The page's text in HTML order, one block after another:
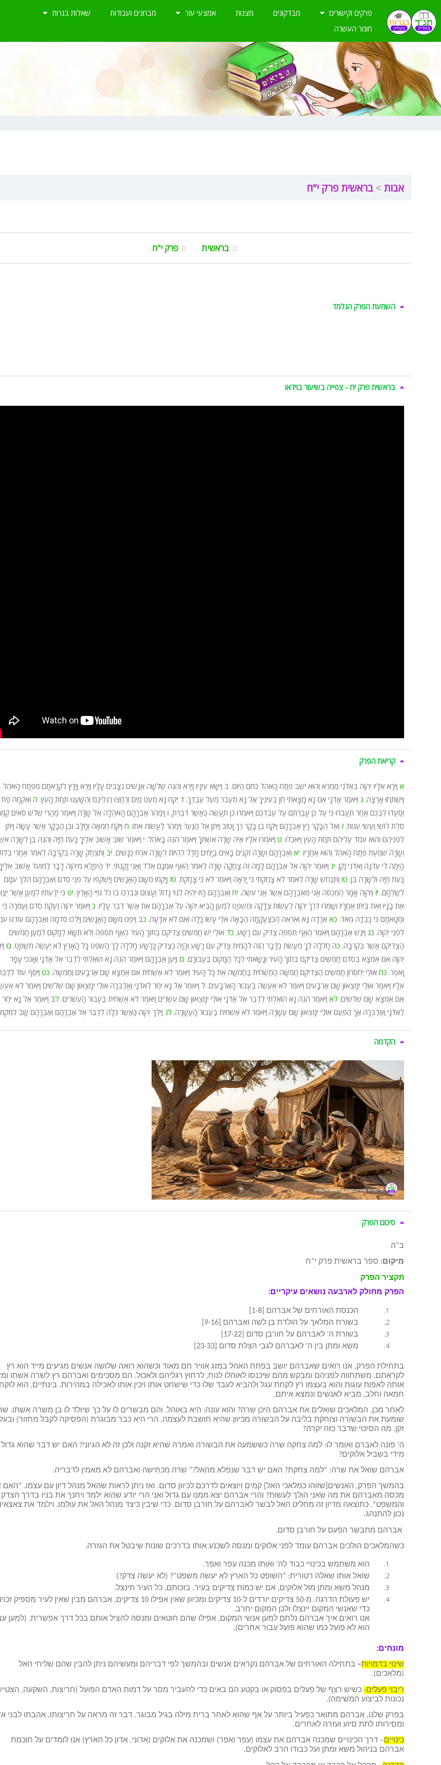
לתוכן
פרקים וקישורים מבדקונים מצגות אמצעי עזר מבחנים ועבודות
שאלות בגרות
חומר העשרה
אבות בראשית פרק י”ח
בראשית פרק י"ח
השמעת הפרק הנלמד
בראשית פרק יח - צפייה בשיעור בוידאו
קריאת הפרק
א וַיֵּרָא אֵלָיו יְהוָה בְּאֵלֹנֵי מַמְרֵא וְהוּא יֹשֵׁב פֶּתַח הָאֹהֶל כְּחֹם הַיּוֹם. ב וַיִּשָּׂא עֵינָיו וַיַּרְא וְהִנֵּה שְׁלֹשָׁה אֲנָשִׁים נִצָּבִים עָלָיו וַיַּרְא וַיָּרָץ לִקְרָאתָם מִפֶּתַח הָאֹהֶל
וַיִּשְׁתַּחוּ אָרְצָה. ג וַיֹּאמַר אֲדֹנָי אִם נָא מָצָאתִי חֵן בְּעֵינֶיךָ אַל נָא תַעֲבֹר מֵעַל עַבְדֶּךָ. ד יֻקַּח נָא מְעַט מַיִם וְרַחֲצוּ רַגְלֵיכֶם וְהִשָּׁעֲנוּ תַּחַת הָעֵץ. ה וְאֶקְחָה
וְסַעֲדוּ לִבְּכֶם אַחַר תַּעֲבֹרוּ כִּי עַל כֵּן עֲבַרְתֶּם עַל עַבְדְּכֶם וַיֹּאמְרוּ כֵּן תַּעֲשֶׂה כַּאֲשֶׁר דִּבַּרְתָּ. ו וַיְמַהֵר אַבְרָהָם הָאֹהֱלָה אֶל שָׂרָה וַיֹּאמֶר מַהֲרִי שְׁלֹשׁ סְאִים
סֹלֶת לוּשִׁי וַעֲשִׂי עֻגוֹת.ז וְאֶל הַבָּקָר רָץ אַבְרָהָם וַיִּקַּח בֶּן בָּקָר רַךְ וָטוֹב וַיִּתֵּן אֶל הַנַּעַר וַיְמַהֵר לַעֲשׂוֹת אֹתוֹ. ח וַיִּקַּח חֶמְאָה וְחָלָב וּבֶן הַבָּקָר אֲשֶׁר עָשָׂה וַיִּתֵּן
לִפְנֵיהֶם וְהוּא עֹמֵד עֲלֵיהֶם תַּחַת הָעֵץ וַיֹּאכֵלוּ. ט וַיֹּאמְרוּ אֵלָיו אַיֵּה שָׂרָה אִשְׁתֶּךָ וַיֹּאמֶר הִנֵּה בָאֹהֶל. י וַיֹּאמֶר שׁוֹב אָשׁוּב אֵלֶיךָ כָּעֵת חַיָּה וְהִנֵּה בֵן לְשָׂרָה
וְשָׂרָה שֹׁמַעַת פֶּתַח הָאֹהֶל וְהוּא אַחֲרָיו. יא וְאַבְרָהָם וְשָׂרָה זְקֵנִים בָּאִים בַּיָּמִים חָדַל לִהְיוֹת לְשָׂרָה אֹרַח כַּנָּשִׁים. יב וַתִּצְחַק שָׂרָה בְּקִרְבָּהּ לֵאמֹר אַחֲרֵי
הָיְתָה לִּי עֶדְנָה וַאדֹנִי זָקֵן. יג וַיֹּאמֶר יְהוָה אֶל אַבְרָהָם לָמָּה זֶּה צָחֲקָה שָׂרָה לֵאמֹר הַאַף אֻמְנָם אֵלֵד וַאֲנִי זָקַנְתִּי. יד הֲיִפָּלֵא מֵיְהוָה דָּבָר לַמּוֹעֵד אָשׁוּב
כָּעֵת חַיָּה וּלְשָׂרָה בֵן. טו וַתְּכַחֵשׁ שָׂרָה לֵאמֹר לֹא צָחַקְתִּי כִּי יָרֵאָה וַיֹּאמֶר לֹא כִּי צָחָקְתְּ. טז וַיָּקֻמוּ מִשָּׁם הָאֲנָשִׁים וַיַּשְׁקִפוּ עַל פְּנֵי סְדֹם וְאַבְרָהָם הֹלֵךְ עִמָּם
לְשַׁלְּחָם. יז וַיהֹוָה אָמָר הַמְכַסֶּה אֲנִי מֵאַבְרָהָם אֲשֶׁר אֲנִי עֹשֶׂה. יח וְאַבְרָהָם הָיוֹ יִהְיֶה לְגוֹי גָּדוֹל וְעָצוּם וְנִבְרְכוּ בוֹ כֹּל גּוֹיֵי הָאָרֶץ. יט כִּי יְדַעְתִּיו לְמַעַן אֲשֶׁר
אֶת בָּנָיו וְאֶת בֵּיתוֹ אַחֲרָיו וְשָׁמְרוּ דֶּרֶךְ יְהוָה לַעֲשׂוֹת צְדָקָה וּמִשְׁפָּט לְמַעַן הָבִיא יְהוָה עַל אַבְרָהָם אֵת אֲשֶׁר דִּבֶּר עָלָיו. כ וַיֹּאמֶר יְהוָה זַעֲקַת סְדֹם וַעֲמֹרָה
וְחַטָּאתָם כִּי כָבְדָה מְאֹד. כא אֵרֲדָה נָּא וְאֶרְאֶה הַכְּצַעֲקָתָהּ הַבָּאָה אֵלַי עָשׂוּ כָּלָה וְאִם לֹא אֵדָעָה. כב וַיִּפְנוּ מִשָּׁם הָאֲנָשִׁים וַיֵּלְכוּ סְדֹמָה וְאַבְרָהָם עוֹדֶנּוּ
לִפְנֵי יְהוָה. כג וַיִּגַּשׁ אַבְרָהָם וַיֹּאמַר הַאַף תִּסְפֶּה צַדִּיק עִם רָשָׁע. כד אוּלַי יֵשׁ חֲמִשִּׁים צַדִּיקִם בְּתוֹךְ הָעִיר הַאַף תִּסְפֶּה וְלֹא תִשָּׂא לַמָּקוֹם לְמַעַן חֲמִשִּׁים
הַצַּדִּיקִם אֲשֶׁר בְּקִרְבָּהּ. כה חָלִלָה לְּךָ מֵעֲשֹׂת כַּדָּבָר הַזֶּה לְהָמִית צַדִּיק עִם רָשָׁע וְהָיָה כַצַּדִּיק כָּרָשָׁע חָלִלָה לָּךְ הֲשֹׁפֵט כָּל הָאָרֶץ לֹא יַעֲשֶׂה מִשְׁפָּט. כו
יְהוָה אִם אֶמְצָא בִסְדֹם חֲמִשִּׁים צַדִּיקִם בְּתוֹךְ הָעִיר וְנָשָׂאתִי לְכָל הַמָּקוֹם בַּעֲבוּרָם. כז וַיַּעַן אַבְרָהָם וַיֹּאמַר הִנֵּה נָא הוֹאַלְתִּי לְדַבֵּר אֶל אֲדֹנָי וְאָנֹכִי עָפָר
וָאֵפֶר. כח אוּלַי יַחְסְרוּן חֲמִשִּׁים הַצַּדִּיקִם חֲמִשָּׁה הֲתַשְׁחִית בַּחֲמִשָּׁה אֶת כָּל הָעִיר וַיֹּאמֶר לֹא אַשְׁחִית אִם אֶמְצָא שָׁם אַרְבָּעִים וַחֲמִשָּׁה. כט וַיֹּסֶף עוֹד
אֵלָיו וַיֹּאמַר אוּלַי יִמָּצְאוּן שָׁם אַרְבָּעִים וַיֹּאמֶר לֹא אֶעֱשֶׂה בַּעֲבוּר הָאַרְבָּעִים. ל וַיֹּאמֶר אַל נָא יִחַר לַאדֹנָי וַאֲדַבֵּרָה אוּלַי יִמָּצְאוּן שָׁם שְׁלֹשִׁים וַיֹּאמֶר לֹא
אִם אֶמְצָא שָׁם שְׁלֹשִׁים. לא וַיֹּאמֶר הִנֵּה נָא הוֹאַלְתִּי לְדַבֵּר אֶל אֲדֹנָי אוּלַי יִמָּצְאוּן שָׁם עֶשְׂרִים וַיֹּאמֶר לֹא אַשְׁחִית בַּעֲבוּר הָעֶשְׂרִים. לב וַיֹּאמֶר אַל נָא יִחַר
לַאדֹנָי וַאֲדַבְּרָה אַךְ הַפַּעַם אוּלַי יִמָּצְאוּן שָׁם עֲשָׂרָה וַיֹּאמֶר לֹא אַשְׁחִית בַּעֲבוּר הָעֲשָׂרָה. לג וַיֵּלֶךְ יְהוָה כַּאֲשֶׁר כִּלָּה לְדַבֵּר אֶל אַבְרָהָם וְאַבְרָהָם שָׁב
הקדמה
סיכום הפרק
ב”ה
מיקום: ספר בראשית פרק י”ח
תקציר הפרק
הפרק מחולק לארבעה נושאים עיקריים:
הכנסת האורחים של אברהם [1-8]
בשורת המלאך על הולדת בן לשה ואברהם [9-16]
בשורת ה’ לאברהם על חורבן סדום [17-22]
משא ומתן בין ה’ לאברהם לגבי הצלת סדום [23-33]
בתחילת הפרק, אנו רואים שאברהם יושב בפתח האהל במזג אוויר חם מאוד וכשהוא רואה שלושה אנשים מגיעים מייד הוא רץ
לקראתם, משתחווה לפניהם ומבקש מהם שיכנסו לאוהלו לנוח, לרחוץ רגליהם ולאכול. הם מסכימים ואברהם רץ לשרה אשתו
אותה לאפות עוגות והוא בעצמו רץ לקחת עגל ולהביא לעבד שלו כדי שישחט אותו ויכין אותו לאכילה במהירות. בינתיים, הוא לוקח
חמאה וחלב, מביא לאנשים ונמצא איתם.
לאחר מכן, המלאכים שואלים את אברהם היכן שרה? והוא עונה: היא באוהל. והם מבשרים לו על כך שיולד לו בן משרה אשתו.
שומעת את הבשורה וצוחקת בליבה על הבשורה מכיוון שהיא חושבת לעצמה, הרי היא כבר מבוגרת (הפסיקה לקבל מחזור)
זקן. מה הסיכוי שדבר כזה יקרה?
ה’ פונה לאברם ואומר לו: למה צחקה שרה כששמעה את הבשורה ואמרה שהיא זקנה ולכן זה לא הגיוני? האם יש דבר שהוא גדול
מידי בשביל אלוקים?
אברהם שואל את שרה: “למה צחקת? האם יש דבר שנפלא מהאל?” שרה מכחישה ואברהם לא מאמין לדבריה.
בהמשך הפרק, האנשים[שזוהו כמלאכי האל] קמים ויוצאים לדרכם לכיוון סדום. ואז ניתן לראות שהאל מנהל דיון עם עצמו. “האם
מכסה מאברהם את מה שאני הולך לעשות? והרי אברהם יצא ממנו עם גדול ואני הרי יודע שהוא ילמד ויחנך את בניו בדרך הצדק
והמשפט”. כתוצאה מדיון זה מחליט האל לבשר לאברהם על חורבן סדום. כדי שיבין כיצד מנהל האל את עולמו. וילמד את
נכון להתנהג.
אברהם מתבשר הפעם על חורבן סדום.
כשהמלאכים הולכים אברהם עומד לפני אלוקים ומנסה לשכנע אותו בדרכים שונות שיבטל את הגזרה.
הוא משתמש בכינויי כבוד לה’ ואותו מכנה עפר ואפר.
שואל אותו שאלה רטורית: “השופט כל הארץ לא יעשה משפט”? (לא יעשה צדק?)
מנהל משא ומתן מול אלוקים, אם יש כמות צדיקים בעיר, בזכותם, כל העיר תינצל.
יש פעולת הדרגה. מ-50 צדיקים יורדים ל-10 צדיקים ומכיוון שאין אפילו 10 צדיקים, אברהם מבין שאין לעיר מספיק
כדי שאנשי המקום יינצלו ולכן המקום יחרב.
אנו רואים איך אברהם נלחם למען אנשי המקום, אפילו שהם חוטאים ומנסה להציל אותם בכל דרך אפשרית. (למען
הוא לא פועל כמו שהוא פועל עבור אחרים).
מונחים:
שינוי בדמויות– בתחילה האורחים של אברהם נקראים אנשים ובהמשך לפי דבריהם ומעשיהם ניתן להבין שהם שליחי האל
(מלאכים).
ריבוי פעלים- כשיש רצף של פעלים בפסוק או בקטע הם באים כדי להעביר מסר על דמות האדם הפועל (חריצות, השקעה,
נכונות לביצוע המשימה).
בפרק שלנו, אברהם מתואר כפעיל ביותר על אף שהוא לאחר ברית מילה בגיל מבוגר. דבר זה מראה על חריצותו, אהבתו לבני
ומסירותו לתת סיוע ועזרה לאחרים.
כינויים– דרך הכינויים שמכנה אברהם את עצמו (עפר ואפר) ושמכנה את אלוקים (אדוני, אדון כל הארץ) אנו לומדים על חוכמת
אברהם בניהול משא ומתן ועל כבודו הרב לאלוקים.